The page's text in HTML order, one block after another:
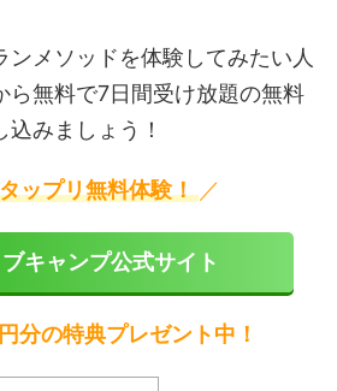
ンメソッドを体験してみたい人
ら無料で7日間受け放題の無料
みましょう！
ップリ無料体験！／
キャンプ公式サイト
分の特典プレゼント中！